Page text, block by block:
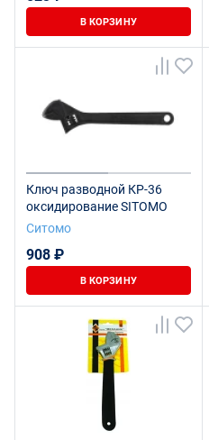
В КОРЗИНУ
Ключ разводной КР-36
оксидирование SITOMO
Ситомо
908 ₽
В КОРЗИНУ